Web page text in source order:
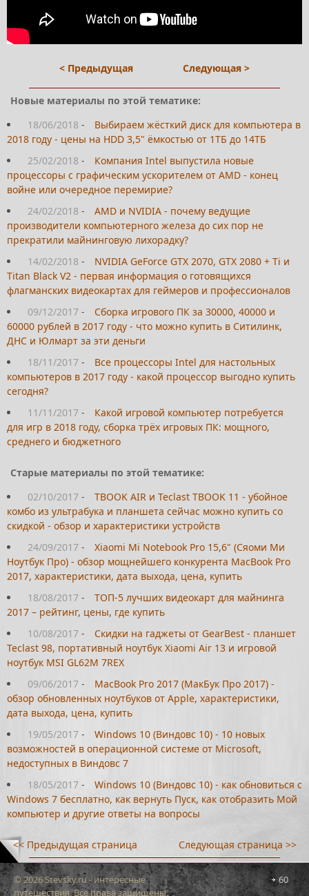
< Предыдущая Следующая >
Новые материалы по этой тематике:
18/06/2018 -
Выбираем жёсткий диск для компьютера в
2018 году - цены на HDD 3,5" ёмкостью от 1ТБ до 14ТБ
25/02/2018 -
Компания Intel выпустила новые
процессоры с графическим ускорителем от AMD - конец
войне или очередное перемирие?
24/02/2018 -
AMD и NVIDIA - почему ведущие
производители компьютерного железа до сих пор не
прекратили майнинговую лихорадку?
14/02/2018 -
NVIDIA GeForce GTX 2070, GTX 2080 + Ti и
Titan Black V2 - первая информация о готовящихся
флагманских видеокартах для геймеров и профессионалов
09/12/2017 -
Сборка игрового ПК за 30000, 40000 и
60000 рублей в 2017 году - что можно купить в Ситилинк,
ДНС и Юлмарт за эти деньги
18/11/2017 -
Все процессоры Intel для настольных
компьютеров в 2017 году - какой процессор выгодно купить
сегодня?
11/11/2017 -
Какой игровой компьютер потребуется
для игр в 2018 году, сборка трёх игровых ПК: мощного,
среднего и бюджетного
Старые материалы по этой тематике:
02/10/2017 -
TBOOK AIR и Teclast TBOOK 11 - убойное
комбо из ультрабука и планшета сейчас можно купить со
скидкой - обзор и характеристики устройств
24/09/2017 -
Xiaomi Mi Notebook Pro 15,6" (Сяоми Ми
Ноутбук Про) - обзор мощнейшего конкурента MacBook Pro
2017, характеристики, дата выхода, цена, купить
18/08/2017 -
ТОП-5 лучших видеокарт для майнинга
2017 – рейтинг, цены, где купить
10/08/2017 -
Скидки на гаджеты от GearBest - планшет
Teclast 98, портативный ноутбук Xiaomi Air 13 и игровой
ноутбук MSI GL62M 7REX
09/06/2017 -
MacBook Pro 2017 (МакБук Про 2017) -
обзор обновленных ноутбуков от Apple, характеристики,
дата выхода, цена, купить
19/05/2017 -
Windows 10 (Виндовс 10) - 10 новых
возможностей в операционной системе от Microsoft,
недоступных в Виндовс 7
18/05/2017 -
Windows 10 (Виндовс 10) - как обновиться c
Windows 7 бесплатно, как вернуть Пуск, как отобразить Мой
компьютер и другие ответы на вопросы
<< Предыдущая страница Следующая страница >>
60
© 2026 Stevsky.ru - интересные
путешествия. Все права защищены.